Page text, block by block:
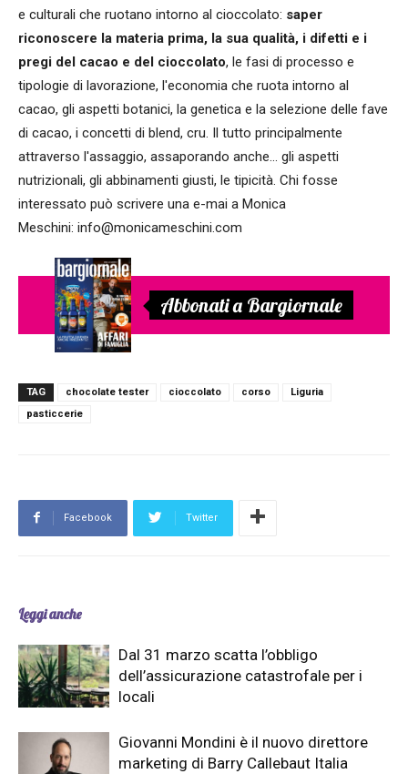
e culturali che ruotano intorno al cioccolato: saper
riconoscere la materia prima, la sua qualità, i difetti e i
pregi del cacao e del cioccolato, le fasi di processo e
tipologie di lavorazione, l'economia che ruota intorno al
cacao, gli aspetti botanici, la genetica e la selezione delle fave
di cacao, i concetti di blend, cru. Il tutto principalmente
attraverso l'assaggio, assaporando anche... gli aspetti
nutrizionali, gli abbinamenti giusti, le tipicità. Chi fosse
interessato può scrivere una e-mai a Monica
Meschini: info@monicameschini.com
Abbonati a Bargiornale
TAG chocolate tester cioccolato corso
Liguria
pasticcerie
Facebook Twitter
Leggi anche
Dal 31 marzo scatta l’obbligo
dell’assicurazione catastrofale per i
locali
Giovanni Mondini è il nuovo direttore
marketing di Barry Callebaut Italia